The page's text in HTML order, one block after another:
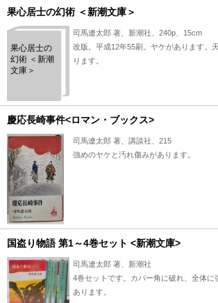
果心居士の幻術 ＜新潮文庫＞
果心居士の
幻術 ＜新潮
文庫＞
司馬遼太郎 著、新潮社、240p、15cm
改版。平成12年55刷。ヤケがあります。
ります。
慶応長崎事件<ロマン・ブックス>
司馬遼太郎 著、講談社、215
強めのヤケと汚れ傷みがあります。
国盗り物語 第1～4巻セット <新潮文庫>
司馬遼太郎 著、新潮社
4巻セットです。カバー角に破れ、全体に
あります。